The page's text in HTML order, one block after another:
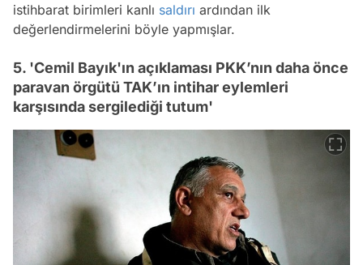
istihbarat birimleri kanlı saldırı ardından ilk
değerlendirmelerini böyle yapmışlar.
5. 'Cemil Bayık'ın açıklaması PKK’nın daha önce
paravan örgütü TAK’ın intihar eylemleri
karşısında sergilediği tutum'